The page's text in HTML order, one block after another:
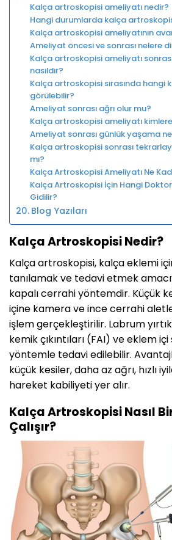
Kalça artroskopisi ameliyatı nedir?
Hangi durumlarda kalça
Kalça artroskopisi ameliyatının
Ameliyat öncesi ve sonrası nelere
Kalça artroskopisi ameliyatı
nasıldır?
Kalça artroskopisi sırasında hangi
görülebilir?
Ameliyat sonrası ağrı olur mu?
Kalça artroskopisi ameliyatı
Ameliyat sonrası günlük yaşama
Kalça artroskopisi sonrası
mı?
Kalça Artroskopisi Ameliyatı Ne
Kalça Artroskopisi İçin Hangi
Gidilir?
Blog Yazıları
Kalça Artroskopisi Nedir?
Kalça artroskopisi, kalça eklemi
tanılamak ve tedavi etmek
kapalı cerrahi yöntemdir. Küçük
içine kamera ve ince cerrahi
işlem gerçekleştirilir. Labrum
kemik çıkıntıları (FAI) ve eklem
yöntemle tedavi edilebilir.
küçük kesiler, daha az ağrı, hızlı
hareket kabiliyeti yer alır.
Kalça Artroskopisi Nasıl
Çalışır?